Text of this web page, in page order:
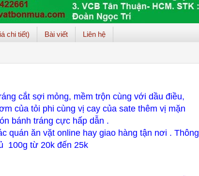
chi tiết) Bài viết Liên hệ
cắt sợi mỏng, mềm trộn cùng với dầu điều,
của tỏi phi cùng vị cay của sate thêm vị mặn
bánh tráng cực hấp dẫn .
quán ăn vặt online hay giao hàng tận nơi . Thông
100g từ 20k đến 25k